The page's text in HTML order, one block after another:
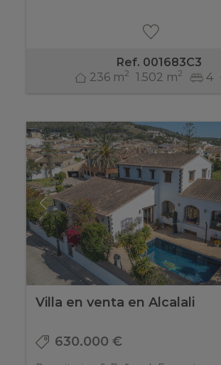
Ref. 001683C3
236 m2 1.502 m2 4
Villa en venta en Alcalali
630.000 €